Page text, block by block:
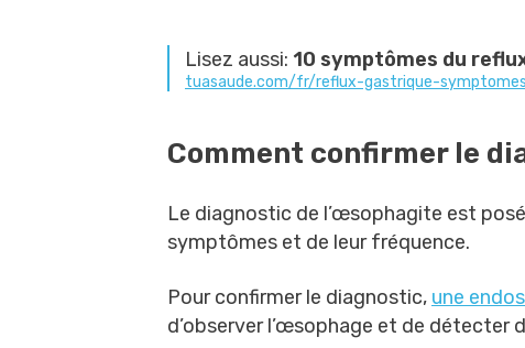
Lisez aussi: 10 symptômes du
tuasaude.com/fr/reflux-gastrique-symptomes
Comment confirmer le
Le diagnostic de l’œsophagite est
symptômes et de leur fréquence.
Pour confirmer le diagnostic, une
d’observer l’œsophage et de détecter